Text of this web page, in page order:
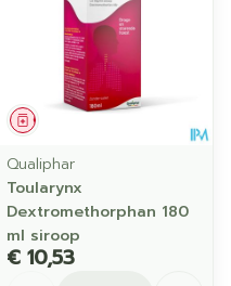
Geneesmiddel
Qualiphar
Toularynx
Dextromethorphan 180
ml siroop
€ 10,53